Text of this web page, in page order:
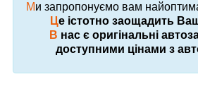
Ми запропонуємо вам
Це істотно заощадить
В нас є оригінальні
доступними цінами з